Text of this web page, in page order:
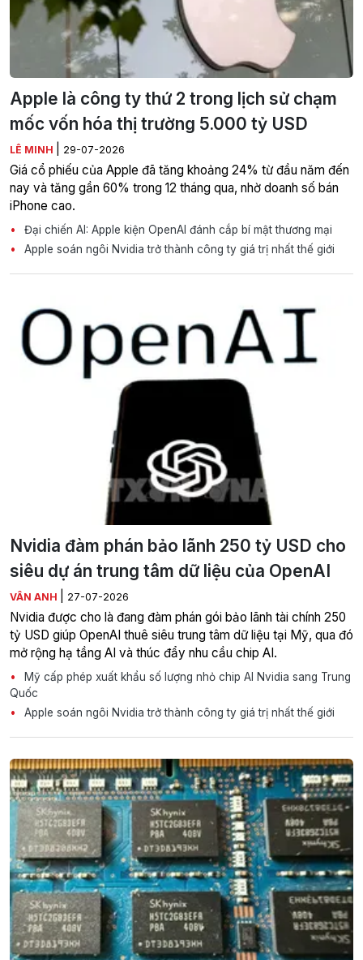
Apple là công ty thứ 2 trong lịch sử chạm
mốc vốn hóa thị trường 5.000 tỷ USD
LÊ MINH 29-07-2026
Giá cổ phiếu của Apple đã tăng khoảng 24% từ đầu năm đến
nay và tăng gần 60% trong 12 tháng qua, nhờ doanh số bán
iPhone cao.
Đại chiến AI: Apple kiện OpenAI đánh cắp bí mật thương mại
Apple soán ngôi Nvidia trở thành công ty giá trị nhất thế giới
Nvidia đàm phán bảo lãnh 250 tỷ USD cho
siêu dự án trung tâm dữ liệu của OpenAI
VÂN ANH 27-07-2026
Nvidia được cho là đang đàm phán gói bảo lãnh tài chính 250
tỷ USD giúp OpenAI thuê siêu trung tâm dữ liệu tại Mỹ, qua đó
mở rộng hạ tầng AI và thúc đẩy nhu cầu chip AI.
Mỹ cấp phép xuất khẩu số lượng nhỏ chip AI Nvidia sang Trung
Quốc
Apple soán ngôi Nvidia trở thành công ty giá trị nhất thế giới